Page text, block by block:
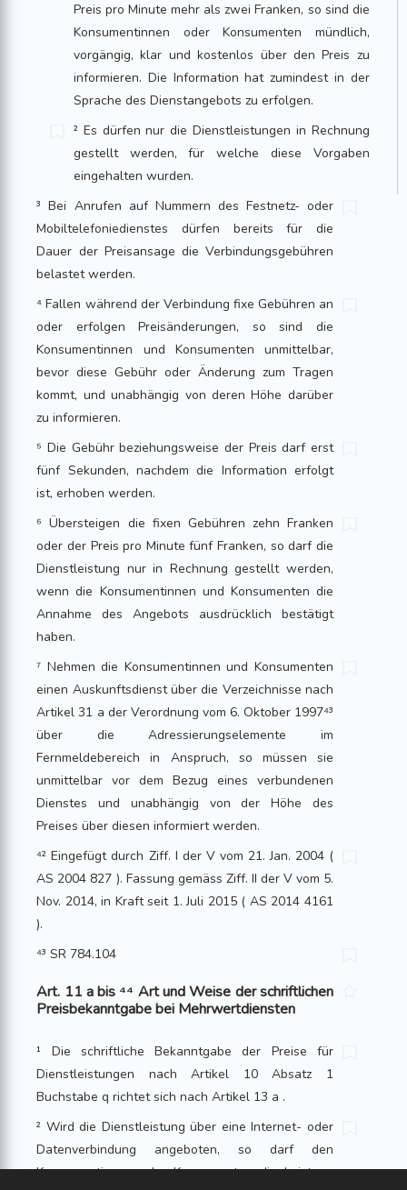
Preis pro Minute mehr als zwei Franken, so sind die
Konsumentinnen oder Konsumenten mündlich,
vorgängig, klar und kostenlos über den Preis zu
informieren. Die Information hat zumindest in der
Sprache des Dienstangebots zu erfolgen.
² Es dürfen nur die Dienstleistungen in Rechnung
gestellt werden, für welche diese Vorgaben
eingehalten wurden.
³ Bei Anrufen auf Nummern des Festnetz- oder
Mobiltelefoniedienstes dürfen bereits für die
Dauer der Preisansage die Verbindungsgebühren
belastet werden.
⁴ Fallen während der Verbindung fixe Gebühren an
oder erfolgen Preisänderungen, so sind die
Konsumentinnen und Konsumenten unmittelbar,
bevor diese Gebühr oder Änderung zum Tragen
kommt, und unabhängig von deren Höhe darüber
zu informieren.
⁵ Die Gebühr beziehungsweise der Preis darf erst
fünf Sekunden, nachdem die Information erfolgt
ist, erhoben werden.
⁶ Übersteigen die fixen Gebühren zehn Franken
oder der Preis pro Minute fünf Franken, so darf die
Dienstleistung nur in Rechnung gestellt werden,
wenn die Konsumentinnen und Konsumenten die
Annahme des Angebots ausdrücklich bestätigt
haben.
⁷ Nehmen die Konsumentinnen und Konsumenten
einen Auskunftsdienst über die Verzeichnisse nach
Artikel 31 a der Verordnung vom 6. Oktober 1997⁴³
über die Adressierungselemente im
Fernmeldebereich in Anspruch, so müssen sie
unmittelbar vor dem Bezug eines verbundenen
Dienstes und unabhängig von der Höhe des
Preises über diesen informiert werden.
⁴² Eingefügt durch Ziff. I der V vom 21. Jan. 2004 (
AS 2004 827 ). Fassung gemäss Ziff. II der V vom 5.
Nov. 2014, in Kraft seit 1. Juli 2015 ( AS 2014 4161
).
⁴³ SR 784.104
Art. 11 a bis ⁴⁴ Art und Weise der schriftlichen
Preisbekanntgabe bei Mehrwertdiensten
¹ Die schriftliche Bekanntgabe der Preise für
Dienstleistungen nach Artikel 10 Absatz 1
Buchstabe q richtet sich nach Artikel 13 a .
² Wird die Dienstleistung über eine Internet- oder
Datenverbindung angeboten, so darf den
Konsumentinnen oder Konsumenten die Leistung